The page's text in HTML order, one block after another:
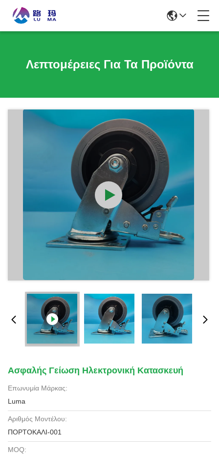
Λεπτομέρειες Για Τα Προϊόντα
Ασφαλής Γείωση Ηλεκτρονική Κατασκευή
Επωνυμία Μάρκας:
Luma
Αριθμός Μοντέλου:
ΠΟΡΤΟΚΑΛΙ-001
MOQ: